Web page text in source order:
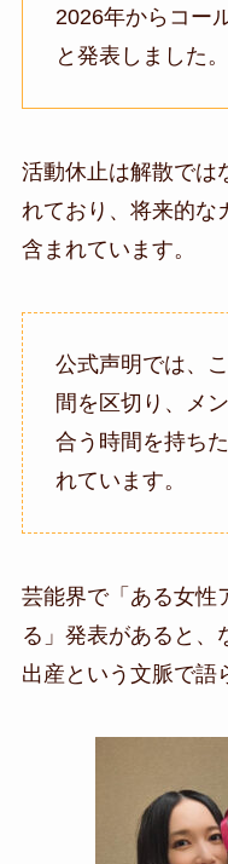
2026年からコー
と発表しました。
活動休止は解散では
れており、将来的な
含まれています。
公式声明では、
間を区切り、メ
合う時間を持ち
れています。
芸能界で「ある女性
る」発表があると、
出産という文脈で語